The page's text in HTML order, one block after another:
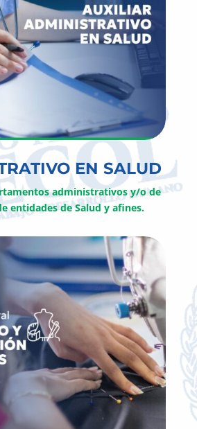
EN SALUD
administrativos y/o de
entidades de Salud y afines.